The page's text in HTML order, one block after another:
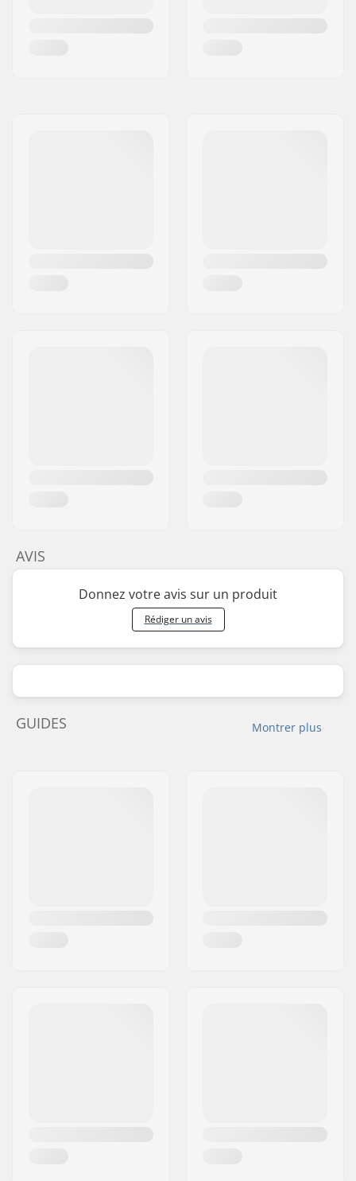
AVIS
Donnez votre avis sur un produit
Rédiger un avis
Montrer plus
GUIDES